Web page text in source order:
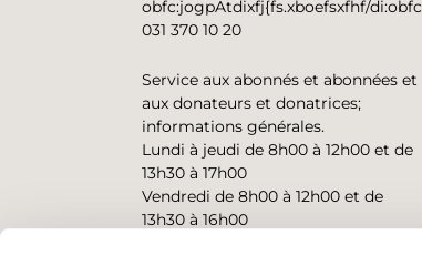
obfc:jogpAtdixfj{fs.xboefsxfhf/di:obfc
031 370 10 20
Service aux abonnés et abonnées et
aux donateurs et donatrices;
informations générales.
Lundi à jeudi de 8h00 à 12h00 et de
13h30 à 17h00
Vendredi de 8h00 à 12h00 et de
13h30 à 16h00